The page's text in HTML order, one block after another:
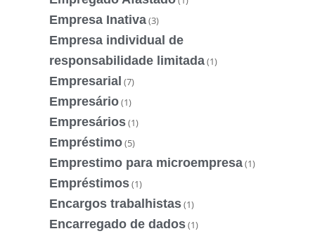
Empresa Inativa(3)
Empresa individual de
responsabilidade limitada(1)
Empresarial (7)
Empresário(1)
Empresários(1)
Empréstimo(5)
Emprestimo para microempresa(1)
Empréstimos(1)
Encargos trabalhistas(1)
Encarregado de dados(1)